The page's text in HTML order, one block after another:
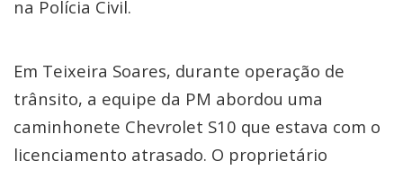
na Polícia Civil.
Em Teixeira Soares, durante operação de
trânsito, a equipe da PM abordou uma
caminhonete Chevrolet S10 que estava com o
licenciamento atrasado. O proprietário